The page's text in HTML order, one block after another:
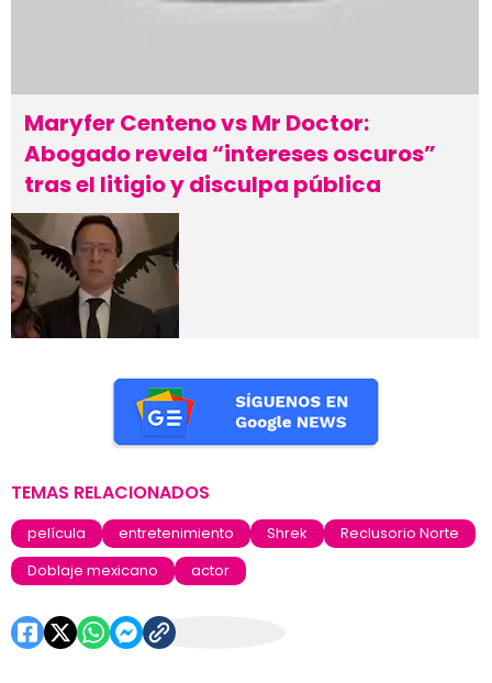
Maryfer Centeno vs Mr Doctor:
Abogado revela “intereses oscuros”
tras el litigio y disculpa pública
TEMAS RELACIONADOS
película entretenimiento Shrek
Reclusorio Norte
Doblaje mexicano
actor